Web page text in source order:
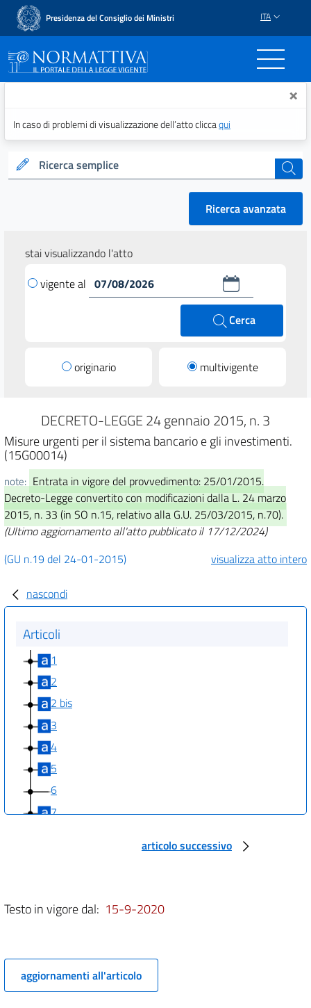
Presidenza del Consiglio dei Ministri ITA
Normattiva - Il portale ×
In caso di problemi di visualizzazione dell’atto cliccaqui
Ricerca semplice cerca
Ricerca avanzata
stai visualizzando l'atto
vigente al
Cerca
originario multivigente
DECRETO-LEGGE 24 gennaio 2015, n. 3
Misure urgenti per il sistema bancario e gli investimenti.
(15G00014)
note: Entrata in vigore del provvedimento: 25/01/2015.
Decreto-Legge convertito con modificazioni dalla L. 24 marzo
2015, n. 33 (in SO n.15, relativo alla G.U. 25/03/2015, n.70).
(Ultimo aggiornamento all'atto pubblicato il 17/12/2024)
(GU n.19 del 24-01-2015)
visualizza atto intero
nascondi
Articoli
1
2
2 bis
3
4
5
6
7
9
articolo successivo
Testo in vigore dal: 15-9-2020
aggiornamenti all'articolo